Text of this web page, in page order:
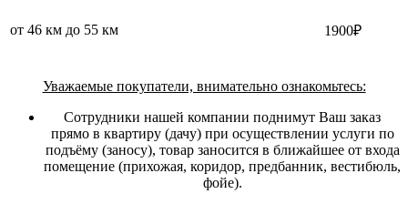
от 46 км до 55 км 1900₽
Уважаемые покупатели, внимательно ознакомьтесь:
Сотрудники нашей компании поднимут Ваш заказ
прямо в квартиру (дачу) при осуществлении услуги по
подъёму (заносу), товар заносится в ближайшее от входа
помещение (прихожая, коридор, предбанник, вестибюль,
фойе).